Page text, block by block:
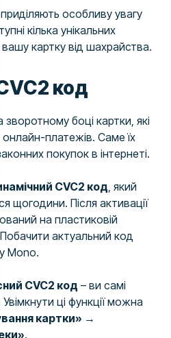
особливу увагу
кілька унікальних
картку від шахрайства.
код
боці картки, які
платежів. Саме їх
покупок в інтернеті.
CVC2 код , який
щогодини. Після активації
на пластиковій
актуальний код
Mono.
CVC2 код – ви самі
ці функції можна
картки» →
.